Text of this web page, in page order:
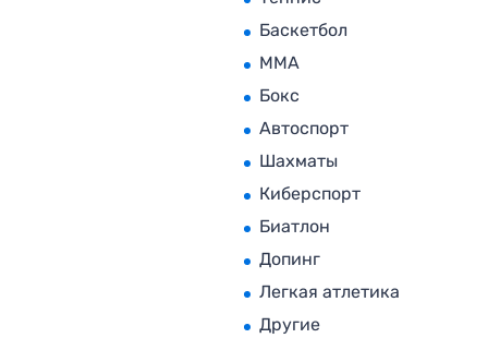
Баскетбол
MMA
Бокс
Автоспорт
Шахматы
Киберспорт
Биатлон
Допинг
Легкая атлетика
Другие